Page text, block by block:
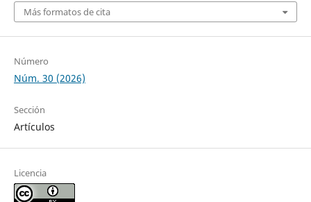
Más formatos de cita
Número
Núm. 30 (2026)
Sección
Artículos
Licencia